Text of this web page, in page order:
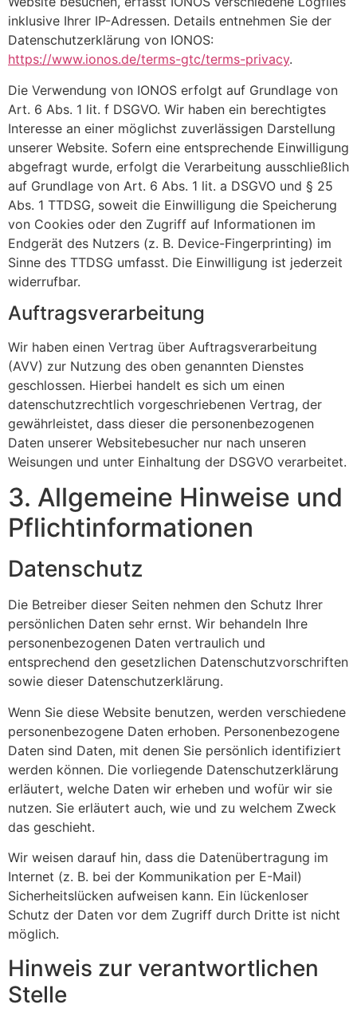
inklusive Ihrer IP-Adressen. Details entnehmen Sie der
Datenschutzerklärung von IONOS:
https://www.ionos.de/terms-gtc/terms-privacy.
Die Verwendung von IONOS erfolgt auf Grundlage von
Art. 6 Abs. 1 lit. f DSGVO. Wir haben ein berechtigtes
Interesse an einer möglichst zuverlässigen Darstellung
unserer Website. Sofern eine entsprechende Einwilligung
abgefragt wurde, erfolgt die Verarbeitung ausschließlich
auf Grundlage von Art. 6 Abs. 1 lit. a DSGVO und § 25
Abs. 1 TTDSG, soweit die Einwilligung die Speicherung
von Cookies oder den Zugriff auf Informationen im
Endgerät des Nutzers (z. B. Device-Fingerprinting) im
Sinne des TTDSG umfasst. Die Einwilligung ist jederzeit
widerrufbar.
Auftragsverarbeitung
Wir haben einen Vertrag über Auftragsverarbeitung
(AVV) zur Nutzung des oben genannten Dienstes
geschlossen. Hierbei handelt es sich um einen
datenschutzrechtlich vorgeschriebenen Vertrag, der
gewährleistet, dass dieser die personenbezogenen
Daten unserer Websitebesucher nur nach unseren
Weisungen und unter Einhaltung der DSGVO verarbeitet.
3. Allgemeine Hinweise und
Pflicht­informationen
Datenschutz
Die Betreiber dieser Seiten nehmen den Schutz Ihrer
persönlichen Daten sehr ernst. Wir behandeln Ihre
personenbezogenen Daten vertraulich und
entsprechend den gesetzlichen Datenschutzvorschriften
sowie dieser Datenschutzerklärung.
Wenn Sie diese Website benutzen, werden verschiedene
personenbezogene Daten erhoben. Personenbezogene
Daten sind Daten, mit denen Sie persönlich identifiziert
werden können. Die vorliegende Datenschutzerklärung
erläutert, welche Daten wir erheben und wofür wir sie
nutzen. Sie erläutert auch, wie und zu welchem Zweck
das geschieht.
Wir weisen darauf hin, dass die Datenübertragung im
Internet (z. B. bei der Kommunikation per E-Mail)
Sicherheitslücken aufweisen kann. Ein lückenloser
Schutz der Daten vor dem Zugriff durch Dritte ist nicht
möglich.
Hinweis zur verantwortlichen
Stelle